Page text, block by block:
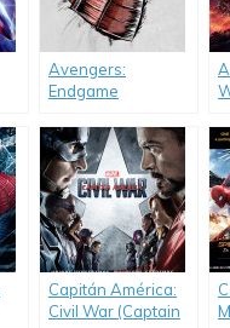
Avengers:
Endgame
contenido
adicional)
Capitán América:
Civil War (Captain